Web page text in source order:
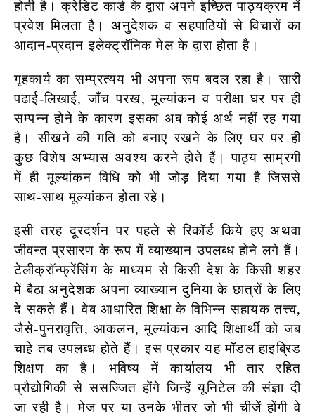
होती है। क्रेडिट कार्ड के द्वारा अपने इच्छित पाठ्यक्रम में
प्रवेश मिलता है। अनुदेशक व सहपाठियों से विचारों का
आदान-प्रदान इलेक्ट्रॉनिक मेल के द्वारा होता है।
गृहकार्य का सम्प्रत्यय भी अपना रूप बदल रहा है। सारी
पढाई-लिखाई, जाँच परख, मूल्यांकन व परीक्षा घर पर ही
सम्पन्न होने के कारण इसका अब कोई अर्थ नहीं रह गया
है। सीखने की गति को बनाए रखने के लिए घर पर ही
कुछ विशेष अभ्यास अवश्य करने होते हैं। पाठ्य साम्रगी
में ही मूल्यांकन विधि को भी जोड़ दिया गया है जिससे
साथ-साथ मूल्यांकन होता रहे।
इसी तरह दूरदर्शन पर पहले से रिकॉर्ड किये हए अथवा
जीवन्त प्रसारण के रूप में व्याख्यान उपलब्ध होने लगे हैं।
टेलीक्रॉन्फ्रेंसिंग के माध्यम से किसी देश के किसी शहर
में बैठा अनुदेशक अपना व्याख्यान दुनिया के छात्रों के लिए
दे सकते हैं। वेब आधारित शिक्षा के विभिन्न सहायक तत्त्व,
जैसे-पुनरावृत्ति, आकलन, मूल्यांकन आदि शिक्षार्थी को जब
चाहे तब उपलब्ध होते हैं। इस प्रकार यह मॉडल हाइब्रिड
शिक्षण का है। भविष्य में कार्यालय भी तार रहित
प्रौद्योगिकी से ससज्जित होंगे जिन्हें यूनिटेल की संज्ञा दी
जा रही है। मेज पर या उनके भीतर जो भी चीजें होंगी वे